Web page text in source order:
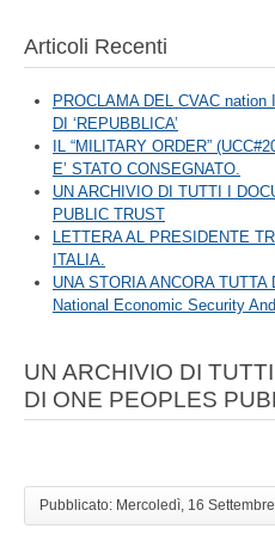
Articoli Recenti
PROCLAMA DEL CVAC nation
DI ‘REPUBBLICA’
IL “MILITARY ORDER”
E’ STATO CONSEGNATO.
UN ARCHIVIO DI TUTTI I
PUBLIC TRUST
LETTERA AL PRESIDENTE
ITALIA.
UNA STORIA ANCORA
National Economic Security
UN ARCHIVIO DI
DI ONE PEOPLES
Pubblicato: Mercoledì, 16